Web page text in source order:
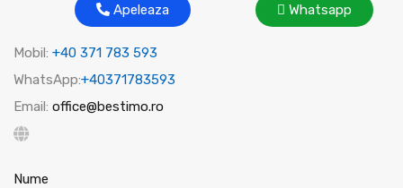
Apeleaza Whatsapp
Mobil: +40 371 783 593
WhatsApp:+40371783593
Email: office@bestimo.ro
Nume